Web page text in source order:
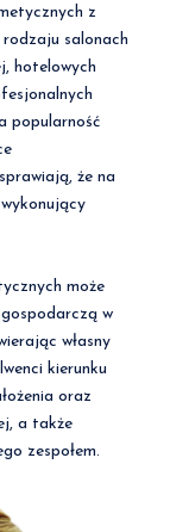
z
salonach
hotelowych
popularność
że na
może
gospodarczą w
własny
kierunku
oraz
a także
zespołem.